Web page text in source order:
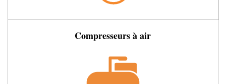
Compresseurs à air